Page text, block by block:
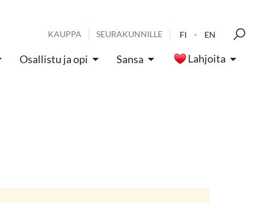
KAUPPA SEURAKUNNILLE FI EN
Osallistu ja opi Sansa Lahjoita